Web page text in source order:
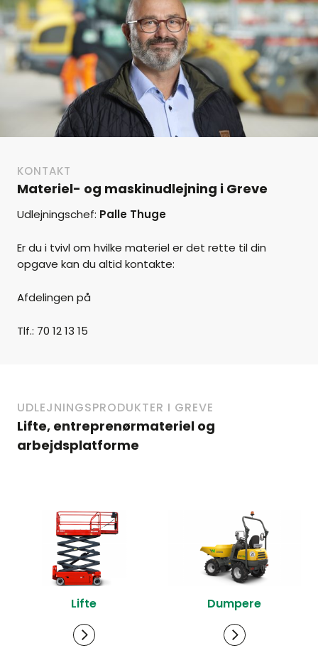
KONTAKT
Materiel- og maskinudlejning i Greve
Udlejningschef: Palle Thuge
Er du i tvivl om hvilke materiel er det rette til din
opgave kan du altid kontakte:
Afdelingen på
Tlf.: 70 12 13 15
UDLEJNINGSPRODUKTER I GREVE
Lifte, entreprenørmateriel og
arbejdsplatforme
Lifte Dumpere